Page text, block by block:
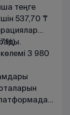
теңге
537,70 ₸
3 980